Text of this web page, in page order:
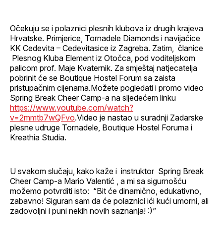
Očekuju se i polaznici plesnih klubova iz drugih krajeva
Hrvatske. Primjerice, Tornadele Diamonds i navijačice
KK Cedevita – Cedevitasice iz Zagreba. Zatim, članice
Plesnog Kluba Element iz Otočca, pod voditeljskom
palicom prof. Maje Kvaternik. Za smještaj natjecatelja
pobrinit će se Boutique Hostel Forum sa zaista
pristupačnim cijenama.Možete pogledati i promo video
Spring Break Cheer Camp-a na sljedećem linku
https://www.youtube.com/watch?
v=2mmtb7wQFvo.Video je nastao u suradnji Zadarske
plesne udruge Tornadele, Boutique Hostel Foruma i
Kreathia Studia.
U svakom slučaju, kako kaže i instruktor Spring Break
Cheer Camp-a Mario Valentić , a mi sa sigurnošću
možemo potvrditi isto: “Bit će dinamično, edukativno,
zabavno! Siguran sam da će polaznici ići kući umorni, ali
zadovoljni i puni nekih novih saznanja! :)”